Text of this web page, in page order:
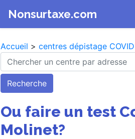
Nonsurtaxe.com
Accueil > centres dépistage COVID
Recherche
Ou faire un test
Molinet?